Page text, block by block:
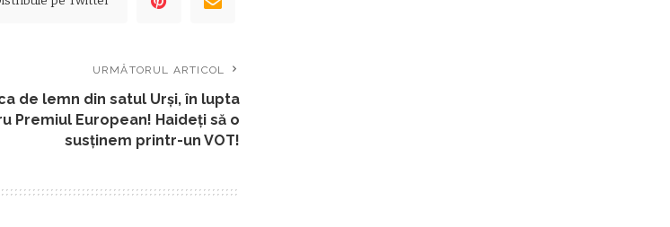
URMĂTORUL ARTICOL
de lemn din satul Urși, în lupta
Premiul European! Haideți să o
susținem printr-un VOT!